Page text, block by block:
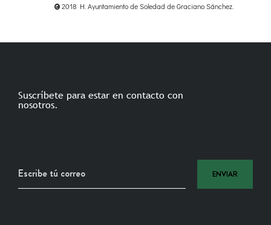
2018 H. Ayuntamiento de Soledad de Graciano Sánchez.
Suscríbete para estar en contacto con
nosotros.
ENVIAR